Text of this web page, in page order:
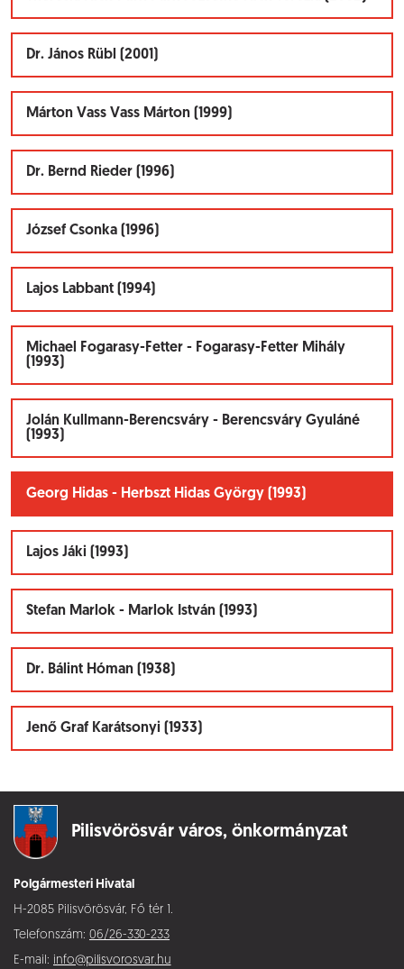
Dr. János Rübl (2001)
Márton Vass Vass Márton (1999)
Dr. Bernd Rieder (1996)
József Csonka (1996)
Lajos Labbant (1994)
Michael Fogarasy-Fetter - Fogarasy-Fetter Mihály
(1993)
Jolán Kullmann-Berencsváry - Berencsváry Gyuláné
(1993)
Georg Hidas - Herbszt Hidas György (1993)
Lajos Jáki (1993)
Stefan Marlok - Marlok István (1993)
Dr. Bálint Hóman (1938)
Jenő Graf Karátsonyi (1933)
Pilisvörösvár város, önkormányzat
Polgármesteri Hivatal
H-2085 Pilisvörösvár, Fő tér 1.
Telefonszám: 06/26-330-233
E-mail: info@pilisvorosvar.hu